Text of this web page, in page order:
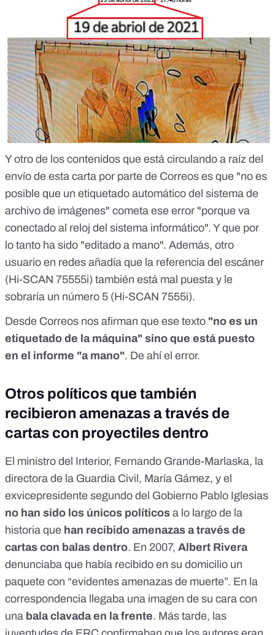
Y otro de los contenidos que está circulando a raíz del
envío de esta carta por parte de Correos es que "no es
posible que un etiquetado automático del sistema de
archivo de imágenes" cometa ese error "porque va
conectado al reloj del sistema informático". Y que por
lo tanto ha sido "editado a mano". Además, otro
usuario en redes añadía que la referencia del escáner
(Hi-SCAN 75555i) también está mal puesta y le
sobraría un número 5 (Hi-SCAN 7555i).
Desde Correos nos afirman que ese texto "no es un
etiquetado de la máquina" sino que está puesto
en el informe "a mano". De ahí el error.
Otros políticos que también
recibieron amenazas a través de
cartas con proyectiles dentro
El ministro del Interior, Fernando Grande-Marlaska, la
directora de la Guardia Civil, María Gámez, y el
exvicepresidente segundo del Gobierno Pablo Iglesias
no han sido los únicos políticos a lo largo de la
historia que han recibido amenazas a través de
cartas con balas dentro. En 2007, Albert Rivera
denunciaba que había recibido en su domicilio un
paquete con “evidentes amenazas de muerte”. En la
correspondencia llegaba una imagen de su cara con
una bala clavada en la frente. Más tarde, las